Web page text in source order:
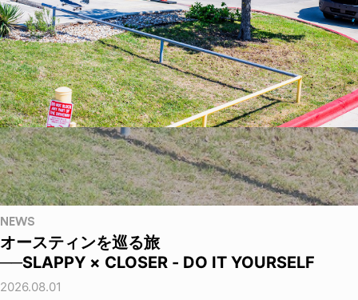
NEWS
オースティンを巡る旅
──SLAPPY × CLOSER - DO IT YOURSELF
2026.08.01